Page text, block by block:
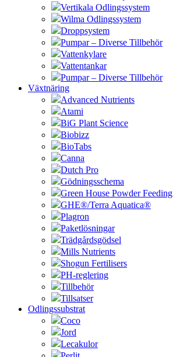
Vertikala Odlingssystem
Wilma Odlingssystem
Droppsystem
Pumpar – Diverse Tillbehör
Vattenkylare
Vattentankar
Pumpar – Diverse Tillbehör
Växtnäring
Advanced Nutrients
Atami
BiG Plant Science
Biobizz
BioTabs
Canna
Dutch Pro
Gödningsschema
Green House Powder Feeding
GHE®/Terra Aquatica®
Plagron
Paketlösningar
Trädgårdsgödsel
Mills Nutrients
Shogun Fertilisers
PH-reglering
Tillbehör
Tillsatser
Odlingssubstrat
Coco
Jord
Lecakulor